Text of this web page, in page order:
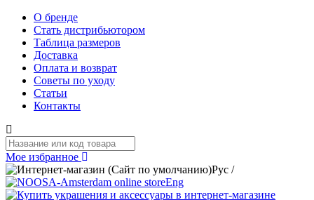
О бренде
Стать дистрибьютором
Таблица размеров
Доставка
Оплата и возврат
Советы по уходу
Статьи
Контакты
Мое избранное
Рус /
Eng